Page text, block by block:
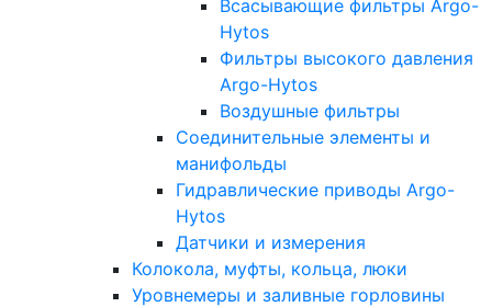
Всасывающие фильтры Argo-
Hytos
Фильтры высокого давления
Argo-Hytos
Воздушные фильтры
Соединительные элементы и
манифольды
Гидравлические приводы Argo-
Hytos
Датчики и измерения
Колокола, муфты, кольца, люки
Уровнемеры и заливные горловины